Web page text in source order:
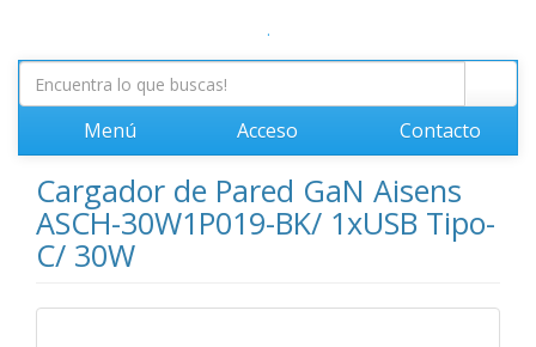
.
Menú Acceso Contacto
Cargador de Pared GaN Aisens
ASCH-30W1P019-BK/ 1xUSB Tipo-
C/ 30W